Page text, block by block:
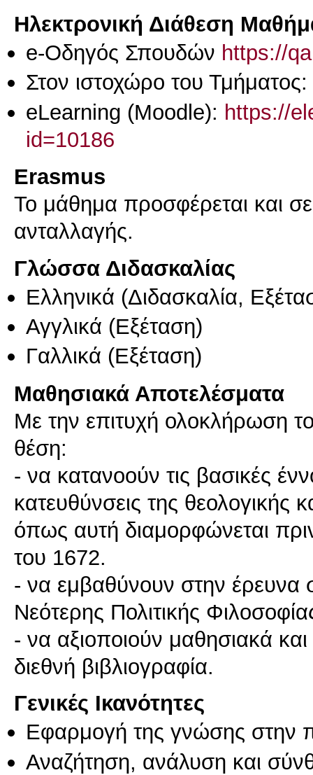
Ηλεκτρονική Διάθεση
e-Οδηγός Σπουδών https://
Στον ιστοχώρο του Τμήματος:
eLearning (Moodle): https://
id=10186
Erasmus
Το μάθημα προσφέρεται και
ανταλλαγής.
Γλώσσα Διδασκαλίας
Ελληνικά (Διδασκαλία,
Αγγλικά (Εξέταση)
Γαλλικά (Εξέταση)
Μαθησιακά Αποτελέσματα
Με την επιτυχή ολοκλήρωση
θέση:
- να κατανοούν τις βασικές
κατευθύνσεις της θεολογικής
όπως αυτή διαμορφώνεται
του 1672.
- να εμβαθύνουν στην
Νεότερης Πολιτικής
- να αξιοποιούν μαθησιακά και
διεθνή βιβλιογραφία.
Γενικές Ικανότητες
Εφαρμογή της γνώσης στην
Αναζήτηση, ανάλυση και